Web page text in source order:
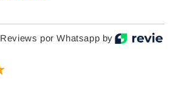
Reviews por Whatsapp by